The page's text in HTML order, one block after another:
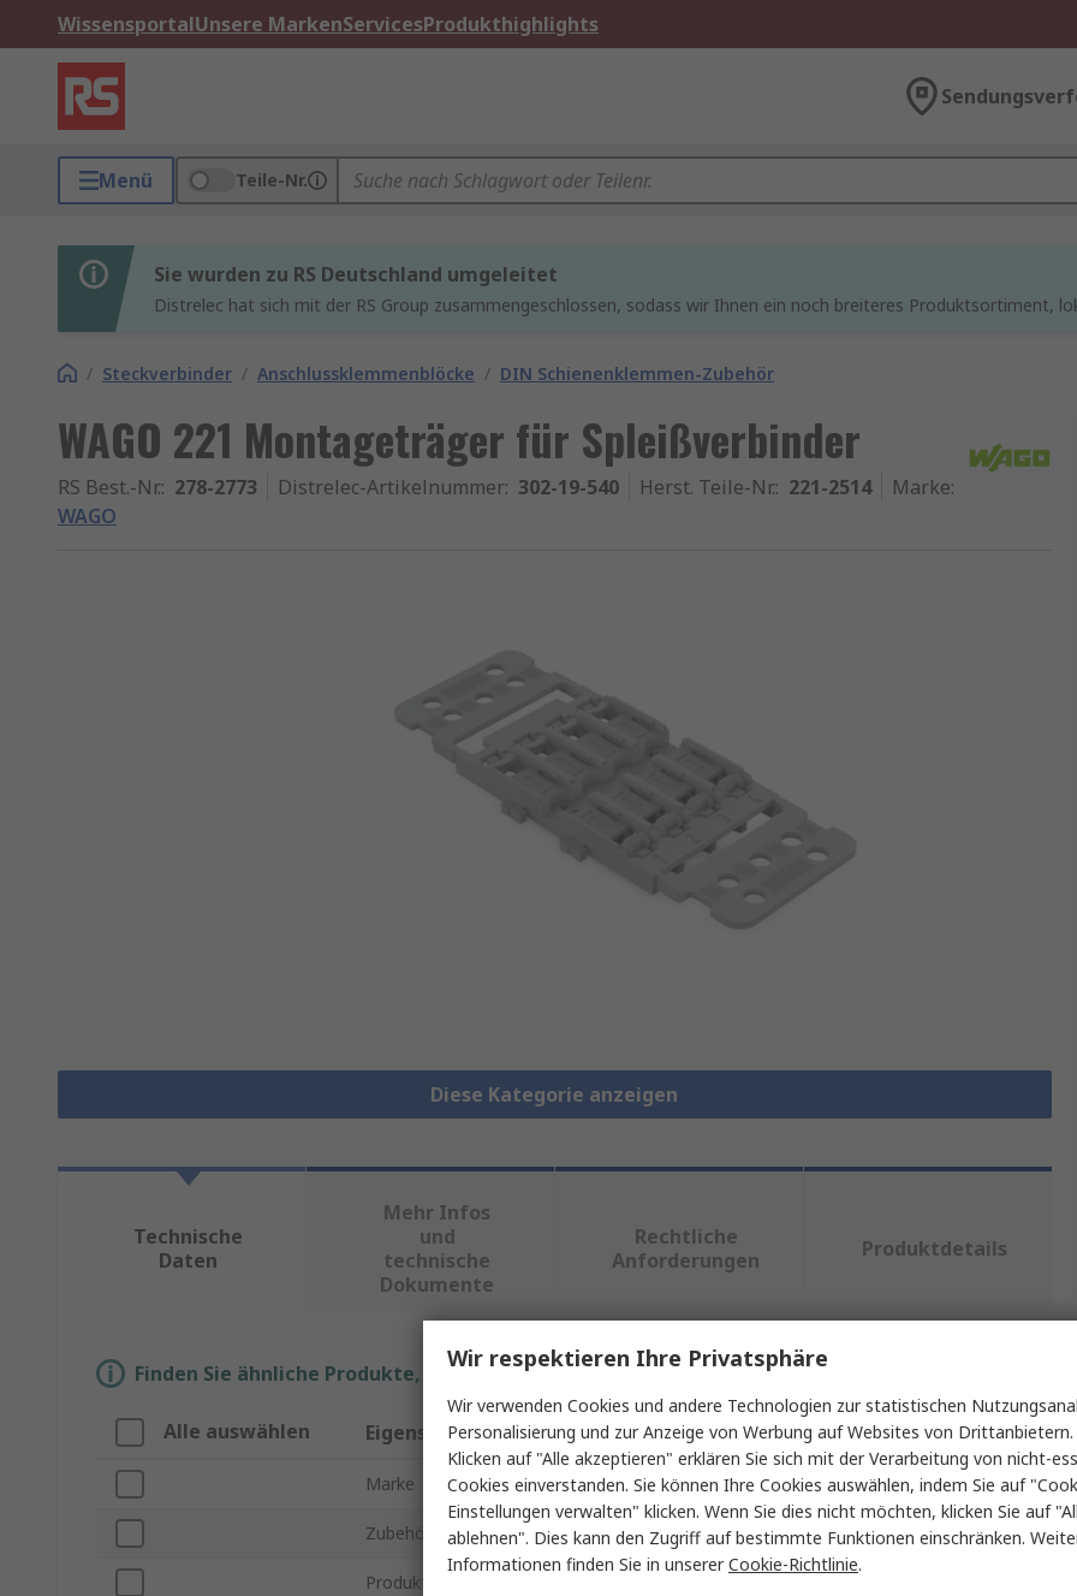
WissensportalUnsere MarkenServicesProdukthighlights
Menü Teile-Nr.
Sie wurden zu RS Deutschland umgeleitet
Distrelec hat sich mit der RS Group zusammengeschlossen, sodass wir Ihnen ein noch breiteres Produktsortiment,
/ Steckverbinder / Anschlussklemmenblöcke / DIN Schienenklemmen-Zubehör
WAGO 221 Montageträger für Spleißverbinder
RS Best.-Nr.: 278-2773 Distrelec-Artikelnummer: 302-19-540 Herst. Teile-Nr.: 221-2514 Marke:
WAGO
Diese Kategorie anzeigen
Technische
Daten
Mehr Infos
und
technische
Dokumente
Rechtliche
Anforderungen
Produktdetails
Finden Sie ähnliche Produkte, indem Sie ein oder mehrere Eigenschaften auswählen.
Alle auswählen Eigenschaft Wert
Marke WAGO
Zubehörtyp Montageträger
Produkt Typ
Wir respektieren Ihre Privatsphäre
Wir verwenden Cookies und andere Technologien zur statistischen
Personalisierung und zur Anzeige von Werbung auf Websites von
Klicken auf "Alle akzeptieren" erklären Sie sich mit der Verarbeitung von nicht-
Cookies einverstanden. Sie können Ihre Cookies auswählen, indem Sie auf
Einstellungen verwalten" klicken. Wenn Sie dies nicht möchten, klicken Sie auf
ablehnen". Dies kann den Zugriff auf bestimmte Funktionen einschränken.
Informationen finden Sie in unsererCookie-Richtlinie.